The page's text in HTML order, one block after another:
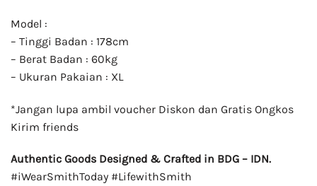
Model :
– Tinggi Badan : 178cm
– Berat Badan : 60kg
– Ukuran Pakaian : XL
*Jangan lupa ambil voucher Diskon dan Gratis Ongkos
Kirim friends
Authentic Goods Designed & Crafted in BDG – IDN.
#iWearSmithToday #LifewithSmith